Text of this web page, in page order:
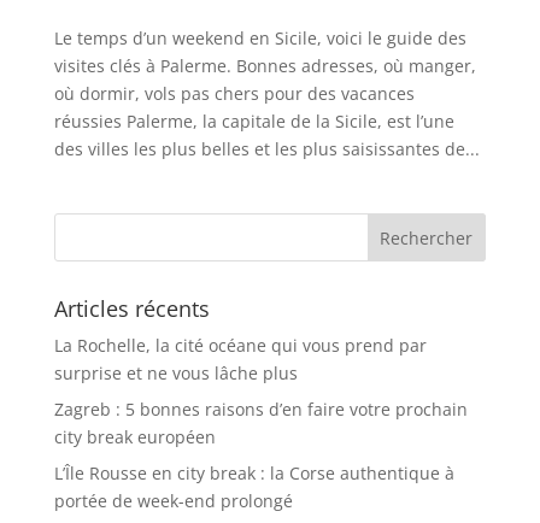
Le temps d’un weekend en Sicile, voici le guide des
visites clés à Palerme. Bonnes adresses, où manger,
où dormir, vols pas chers pour des vacances
réussies Palerme, la capitale de la Sicile, est l’une
des villes les plus belles et les plus saisissantes de...
Articles récents
La Rochelle, la cité océane qui vous prend par
surprise et ne vous lâche plus
Zagreb : 5 bonnes raisons d’en faire votre prochain
city break européen
L’Île Rousse en city break : la Corse authentique à
portée de week-end prolongé